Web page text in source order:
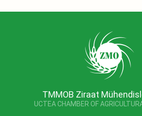
TMMOB Ziraat
UCTEA CHAMBER OF